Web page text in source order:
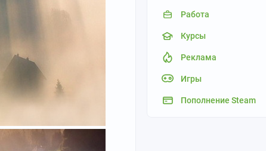
Работа
Курсы
Реклама
Игры
Пополнение Steam